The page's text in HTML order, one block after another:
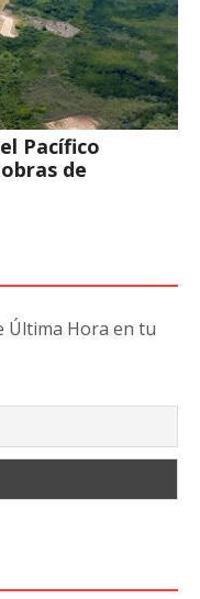
Pacífico
de
Última Hora en tu